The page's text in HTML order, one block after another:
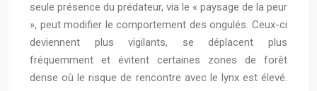
seule présence du prédateur, via le « paysage de la peur
», peut modifier le comportement des ongulés. Ceux-ci
deviennent plus vigilants, se déplacent plus
fréquemment et évitent certaines zones de forêt
dense où le risque de rencontre avec le lynx est élevé.